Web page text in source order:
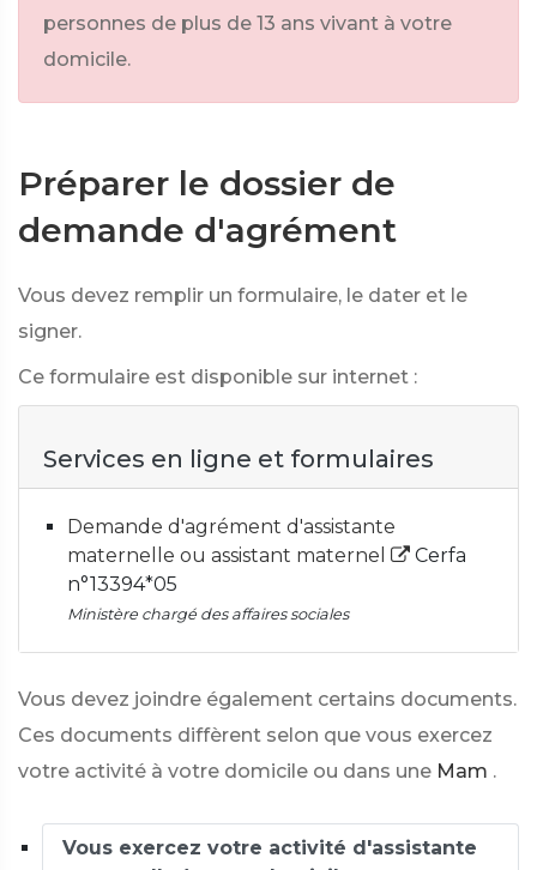
personnes de plus de 13 ans vivant à votre
domicile.
Préparer le dossier de
demande d'agrément
Vous devez remplir un formulaire, le dater et le
signer.
Ce formulaire est disponible sur internet :
Services en ligne et formulaires
Demande d'agrément d'assistante
maternelle ou assistant maternel
Cerfa
n°13394*05
Ministère chargé des affaires sociales
Vous devez joindre également certains documents.
Ces documents diffèrent selon que vous exercez
votre activité à votre domicile ou dans une Mam .
Vous exercez votre activité d'assistante